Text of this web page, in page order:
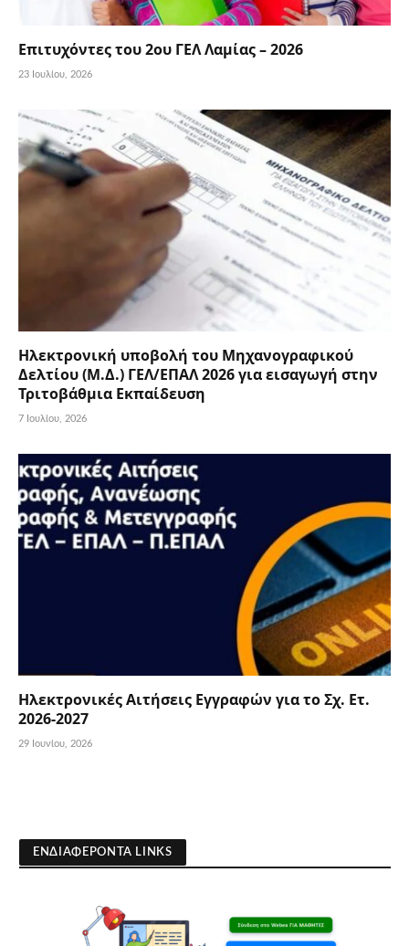
Επιτυχόντες του 2ου ΓΕΛ Λαμίας – 2026
23 Ιουλίου, 2026
Ηλεκτρονική υποβολή του Μηχανογραφικού
Δελτίου (Μ.Δ.) ΓΕΛ/ΕΠΑΛ 2026 για εισαγωγή στην
Τριτοβάθμια Εκπαίδευση
7 Ιουλίου, 2026
Ηλεκτρονικές Αιτήσεις Εγγραφών για το Σχ. Ετ.
2026-2027
29 Ιουνίου, 2026
ΕΝΔΙΑΦΕΡΟΝΤΑ LINKS